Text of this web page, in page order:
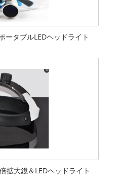
ータブルLEDヘッドライト
拡大鏡＆LEDヘッドライト